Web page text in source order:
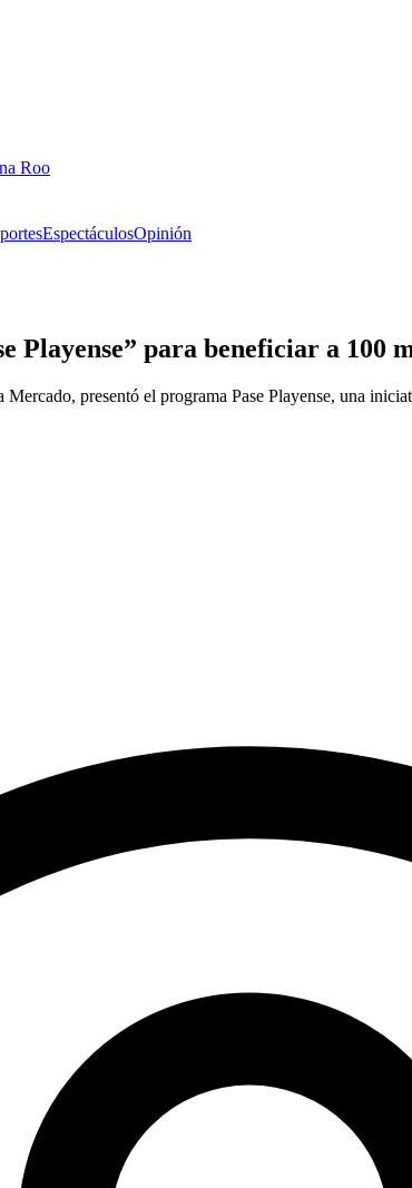
Roo
EspectáculosOpinión
Playense” para beneficiar a 100
presentó el programa Pase Playense, una